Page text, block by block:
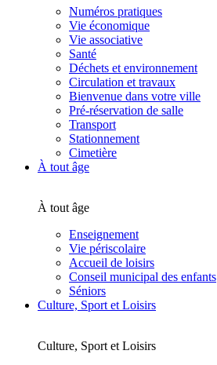
Numéros pratiques
Vie économique
Vie associative
Santé
Déchets et environnement
Circulation et travaux
Bienvenue dans votre ville
Pré-réservation de salle
Transport
Stationnement
Cimetière
À tout âge
À tout âge
Enseignement
Vie périscolaire
Accueil de loisirs
Conseil municipal des enfants
Séniors
Culture, Sport et Loisirs
Culture, Sport et Loisirs